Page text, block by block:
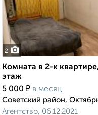
2
Комната в 2-к
этаж
5 000 ₽ в месяц
Советский район,
Агентство, 06.12.2021